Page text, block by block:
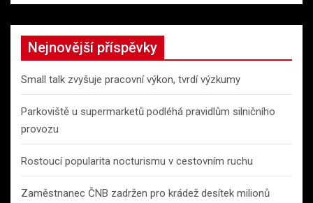
Nejnovější příspěvky
Small talk zvyšuje pracovní výkon, tvrdí výzkumy
Parkoviště u supermarketů podléhá pravidlům silničního
provozu
Rostoucí popularita nocturismu v cestovním ruchu
Zaměstnanec ČNB zadržen pro krádež desítek milionů